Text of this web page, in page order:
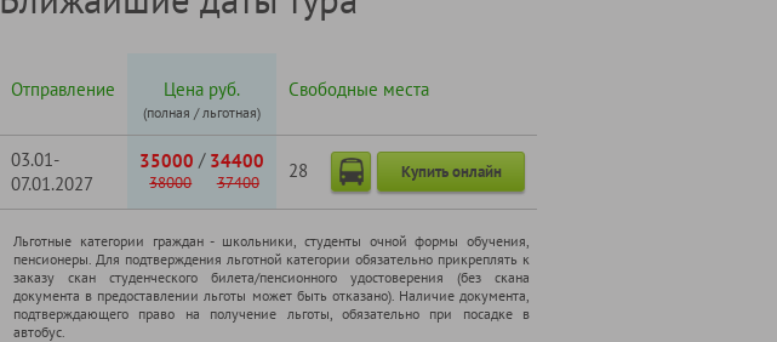
Отправление Цена руб.
(полная / льготная)
Свободные места
03.01-
07.01.2027
35000 / 34400
38000 37400
28 Купить онлайн
Льготные категории граждан - школьники, cтуденты очной формы обучения,
пенсионеры. Для подтверждения льготной категории обязательно прикреплять к
заказу скан студенческого билета/пенсионного удостоверения (без скана
документа в предоставлении льготы может быть отказано). Наличие документа,
подтверждающего право на получение льготы, обязательно при посадке в
автобус.